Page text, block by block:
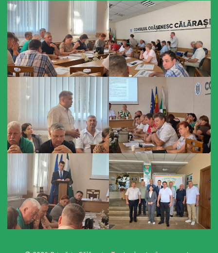
tineret
Activitatea
primăriei
Instituții
subordonate
IET
Lăstărel
IET
Guguță
IET
DoReMiCii
Școala